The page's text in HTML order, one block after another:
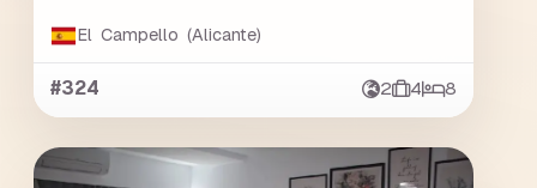
El Campello (Alicante)
#324 2 4 8